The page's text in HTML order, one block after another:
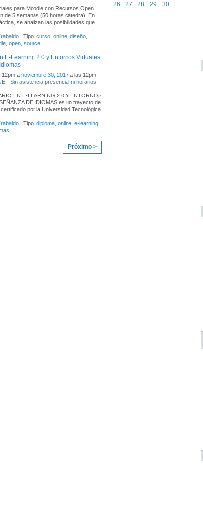
para Moodle con Recursos Open
de 5 semanas (50 horas cátedra). En
se analizan las posibilidades que
| Tipo: curso, online, diseño,
, open, source
E-Learning 2.0 y Entornos Virtuales
12pm a noviembre 30, 2017 a las 12pm –
- Sin asistencia presencial ni horarios
EN E-LEARNING 2.0 Y ENTORNOS
DE IDIOMAS es un trayecto de
por la Universidad Tecnológica
| Tipo: diploma online e-learning
Próximo >
26
27 28 29 30